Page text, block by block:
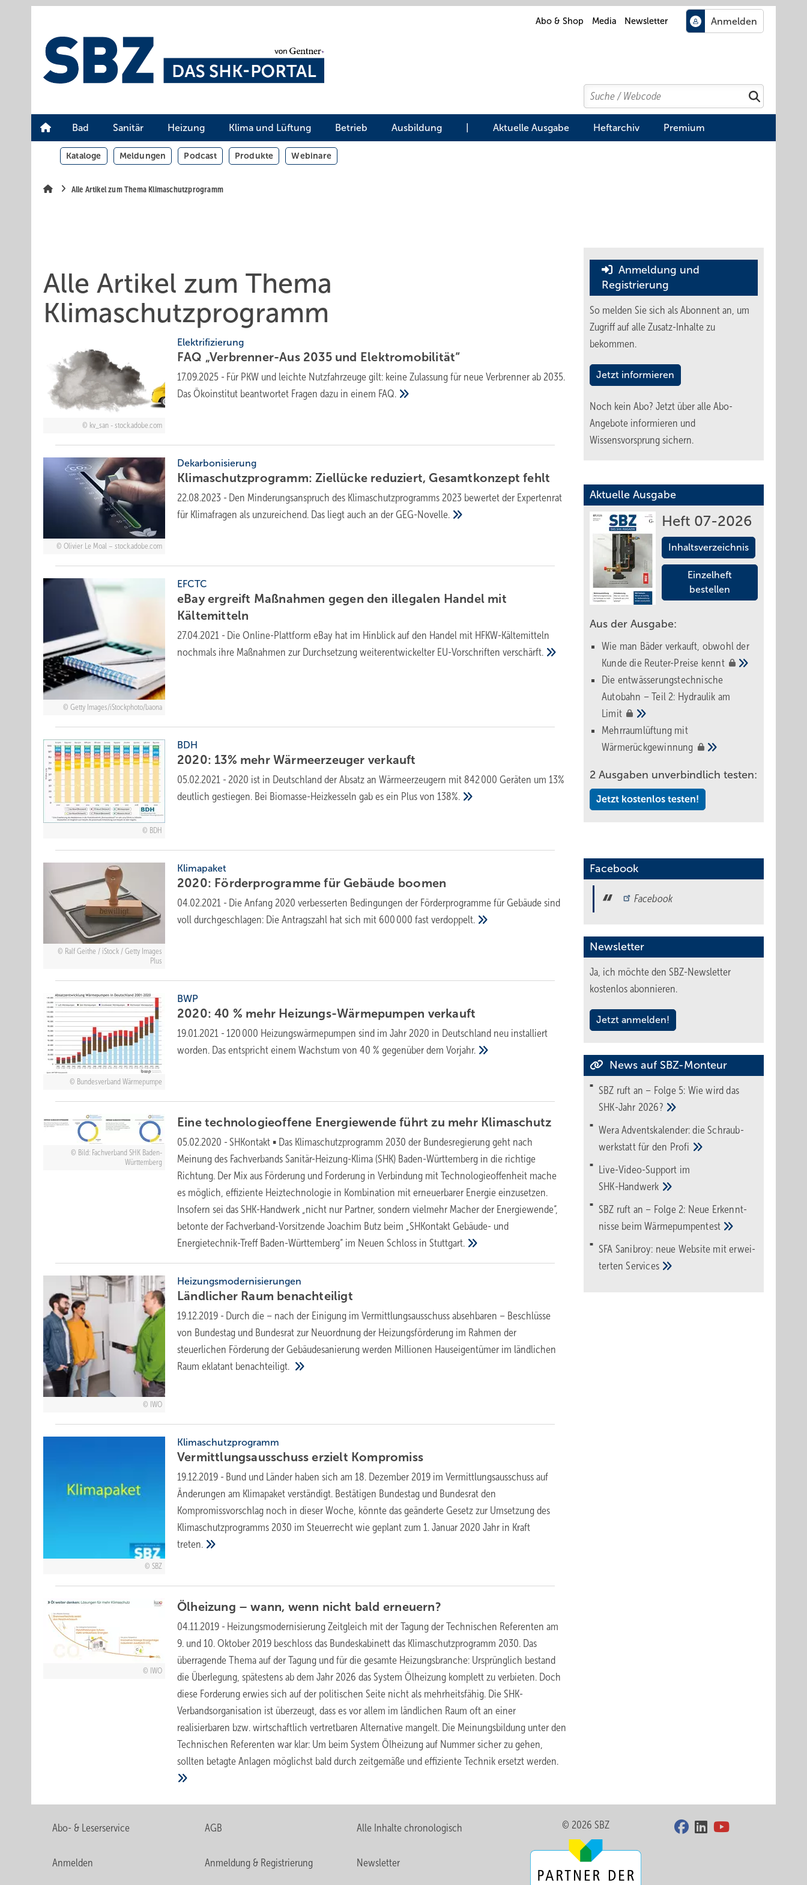
Abo & Shop Media Newsletter
Search
Suchen
Bad Sanitär Heizung Klima und Lüftung Betrieb Ausbildung Aktuelle Ausgabe Heftarchiv Premium
Kataloge Meldungen Podcast Produkte Webinare
Alle Artikel zum Thema Klimaschutzprogramm
Alle Artikel zum Thema
Klimaschutzprogramm
kv_san - stock.adobe.com
Elektrifizierung
FAQ „Verbrenner-Aus 2035 und Elek­tro­mo­bi­lität“
17.09.2025 - Für PKW und leichte Nutz­fahr­zeuge gilt: keine Zulas­sung für neue Ver­bren­ner ab 2035.
Das Öko­ins­ti­tut beant­wor­tet Fra­gen dazu in einem FAQ.
Olivier Le Moal – stock.adobe.com
Dekarbonisierung
Klimaschutzprogramm: Ziellücke reduziert, Gesamtkonzeptfehlt
22.08.2023 - Den Minderungsanspruch des Klimaschutzprogramms 2023 bewertet der Expertenrat
für Klimafragen als unzureichend. Das liegt auch an derGEG-Novelle.
Getty Images/iStockphoto/baona
EFCTC
eBay ergreift Maßnahmen gegen den illegalen Handel mit
Kältemitteln
27.04.2021 - Die Online-Plattform eBay hat im Hinblick auf den Handel mit HFKW-Kältemitteln
nochmals ihre Maßnahmen zur Durchsetzung weiterentwickelter EU-Vorschriftenverschärft.
BDH
BDH
2020: 13% mehr Wärmeerzeuger verkauft
05.02.2021 - 2020 ist in Deutschland der Absatz an Wärmeerzeugern mit 842 000 Geräten um 13%
deutlich gestiegen. Bei Biomasse-Heizkesseln gab es ein Plus von138%.
Ralf Geithe / iStock / Getty Images
Plus
Klimapaket
2020: Förderprogramme für Gebäude boomen
04.02.2021 - Die Anfang 2020 verbesserten Bedingungen der Förderprogramme für Gebäude sind
voll durchgeschlagen: Die Antragszahl hat sich mit 600 000 fastverdoppelt.
Bundesverband Wärmepumpe
BWP
2020: 40 % mehr Heizungs-Wärmepumpen verkauft
19.01.2021 - 120 000 Heizungswärmepumpen sind im Jahr 2020 in Deutschland neu installiert
worden. Das entspricht einem Wachstum von 40 % gegenüber demVorjahr.
Bild: Fachverband SHK Baden-
Württemberg
Eine technologieoffene Energiewende führt zu mehr Klimaschutz
05.02.2020 - SHKontakt ▪ Das Klimaschutzprogramm 2030 der Bundesregierung geht nach
Meinung des Fachverbands Sanitär-Heizung-Klima (SHK) Baden-Württemberg in die richtige
Richtung. Der Mix aus Förderung und Forderung in Verbindung mit Technologieoffenheit mache
es möglich, effiziente Heiztechnologie in Kombination mit erneuerbarer Energie einzusetzen.
Insofern sei das SHK-Handwerk „nicht nur Partner, sondern vielmehr Macher der Energiewende“,
betonte der Fachverband-Vorsitzende Joachim Butz beim „SHKontakt Gebäude- und
Energietechnik-Treff Baden-Württemberg“ im Neuen Schloss inStuttgart.
IWO
Heizungsmodernisierungen
Ländlicher Raum benachteiligt
19.12.2019 - Durch die – nach der Einigung im Vermittlungsausschuss absehbaren – Beschlüsse
von Bundestag und Bundesrat zur Neuordnung der Heizungsförderung im Rahmen der
steuerlichen Förderung der Gebäudesanierung werden Millionen Hauseigentümer im ländlichen
Raum eklatant benachteiligt.
SBZ
Klimaschutzprogramm
Vermittlungsausschuss erzielt Kompromiss
19.12.2019 - Bund und Länder haben sich am 18. Dezember 2019 im Vermittlungsausschuss auf
Änderungen am Klimapaket verständigt. Bestätigen Bundestag und Bundesrat den
Kompromissvorschlag noch in dieser Woche, könnte das geänderte Gesetz zur Umsetzung des
Klimaschutzprogramms 2030 im Steuerrecht wie geplant zum 1. Januar 2020 Jahr in Kraft
treten.
IWO
Ölheizung – wann, wenn nicht bald erneuern?
04.11.2019 - HeizungsmodernisierungZeitgleich mit der Tagung der Technischen Referenten am
9. und 10. Oktober 2019 beschloss das Bundeskabinett das Klimaschutzprogramm 2030. Das
überragende Thema auf der Tagung und für die gesamte Heizungsbranche: Ursprünglich bestand
die Überlegung, spätestens ab dem Jahr 2026 das System Ölheizung komplett zu verbieten. Doch
diese Forderung erwies sich auf der politischen Seite nicht als mehrheitsfähig. Die SHK-
Verbandsorganisation ist überzeugt, dass es vor allem im ländlichen Raum oft an einer
realisierbaren bzw. wirtschaftlich vertretbaren Alternative mangelt. Die Meinungsbildung unter den
Technischen Referenten war klar: Um beim System Ölheizung auf Nummer sicher zu gehen,
sollten betagte Anlagen möglichst bald durch zeitgemäße und effiziente Technik ersetzt werden.
Anmeldung und
Registrierung
So melden Sie sich als Abonnent an, um
Zugriff auf alle Zusatz-Inhalte zu
bekommen.
Jetzt informieren
Noch kein Abo? Jetzt über alle Abo-
Angebote informieren und
Wissensvorsprung sichern.
Aktuelle Ausgabe
Heft 07-2026
Inhaltsverzeichnis
Einzelheft
bestellen
Aus der Ausgabe:
Wie man Bäder verkauft, obwohl der
Kunde die Reuter-Preise kennt
Die entwässerungstechnische
Autobahn – Teil 2: Hydraulik am
Limit
Mehrraumlüftung mit
Wärmerückgewinnung
2 Ausgaben unverbindlich testen:
Jetzt kostenlos testen!
Facebook
Facebook
Newsletter
Ja, ich möchte den SBZ-Newsletter
kostenlos abonnieren.
Jetzt anmelden!
News auf SBZ-Monteur
SBZ ruft an – Folge 5: Wie wird das
SHK-Jahr 2026?
Wera Adventskalender: die Schraub­
werk­statt für den Pro­fi
Live-Video-Support im
SHK-Handwerk
SBZ ruft an – Folge 2: Neue Erkennt­
nisse beimWärme­pumpen­test
SFA Sanibroy: neue Web­site mit erwei­
tertenServices
Abo- & Leserservice AGB Alle Inhalte chronologisch
Anmelden Anmeldung & Registrierung Newsletter
© 2026 SBZ